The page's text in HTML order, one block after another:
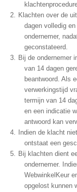
Klachten over de
dagen volledig
ondernemer,
geconstateerd.
Bij de ondernemer
van 14 dagen
beantwoord. Als
verwerkingstijd
termijn van 14
en een indicatie
antwoord kan
Indien de klacht
ontstaat een
Bij klachten dient
ondernemer.
WebwinkelKeur
opgelost kunnen